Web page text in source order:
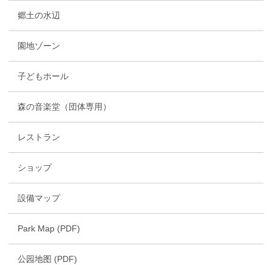
郷土の水辺
園地ゾーン
子どもホール
森の音楽堂（団体専用）
レストラン
ショップ
設備マップ
Park Map (PDF)
公园地图 (PDF)